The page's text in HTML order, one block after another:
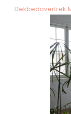
Dekbedovertrek